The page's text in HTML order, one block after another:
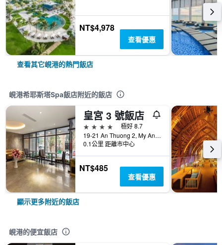
NT$4,978
查看優惠
查看其它峴港的熱門飯店
峴港希耶斯塔Spa飯店附近的飯店
皇宮 3 號飯店
4星級
極好 8.7
19-21 An Thuong 2, My An Ward, 峴港, 越南
0.1公里 距離市中心
NT$485
查看優惠
顯示更多附近的飯店
峴港的便宜飯店